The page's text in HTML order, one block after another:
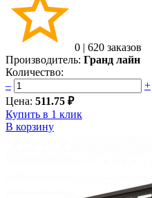
0 | 620 заказов
Производитель: Гранд лайн
Количество:
–
+
Цена: 511.75 ₽
Купить в 1 клик
В корзину